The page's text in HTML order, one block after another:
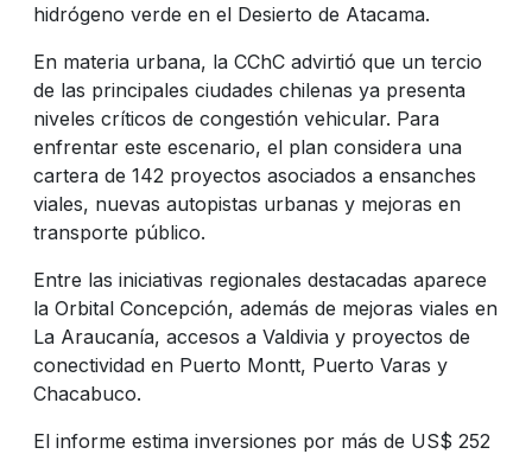
hidrógeno verde en el Desierto de Atacama.
En materia urbana, la CChC advirtió que un tercio
de las principales ciudades chilenas ya presenta
niveles críticos de congestión vehicular. Para
enfrentar este escenario, el plan considera una
cartera de 142 proyectos asociados a ensanches
viales, nuevas autopistas urbanas y mejoras en
transporte público.
Entre las iniciativas regionales destacadas aparece
la Orbital Concepción, además de mejoras viales en
La Araucanía, accesos a Valdivia y proyectos de
conectividad en Puerto Montt, Puerto Varas y
Chacabuco.
El informe estima inversiones por más de US$ 252